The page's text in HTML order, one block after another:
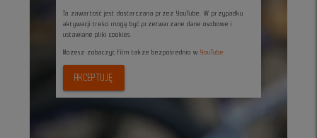
Ta zawartość jest dostarczana przez YouTube. W przypadku
aktywacji treści mogą być przetwarzane dane osobowe i
ustawiane pliki cookies.
Możesz zobaczyc film także bezpośrednio w YouTube
AKCEPTUJĘ